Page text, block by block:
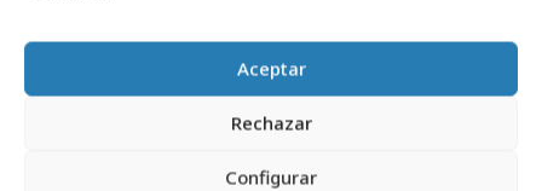
Aceptar
Rechazar
Configurar